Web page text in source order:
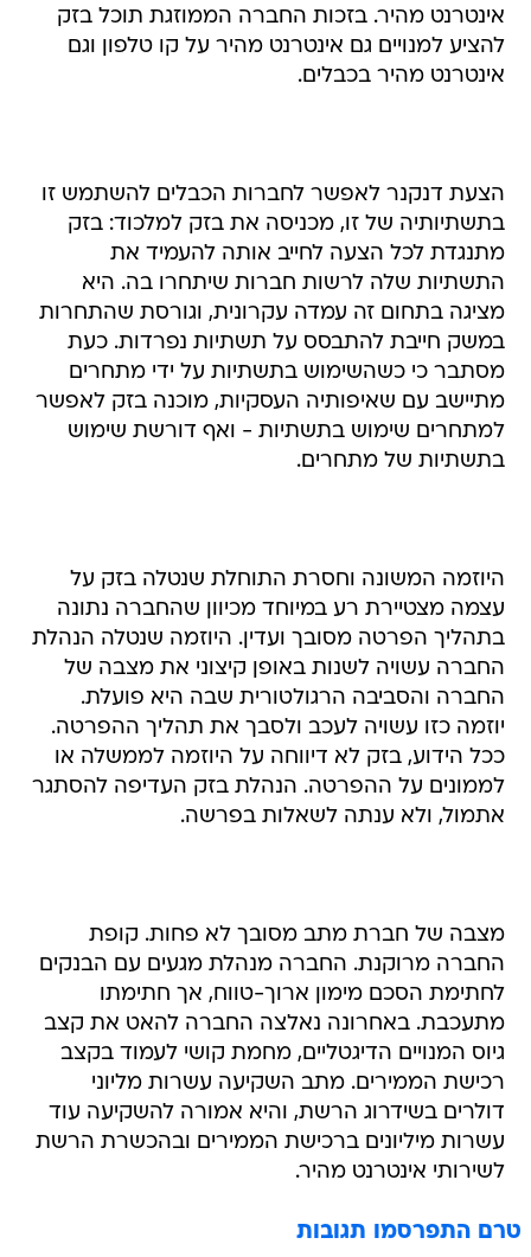
אינטרנט מהיר. בזכות החברה הממוזגת תוכל בזק
להציע למנויים גם אינטרנט מהיר על קו טלפון וגם
אינטרנט מהיר בכבלים.
הצעת דנקנר לאפשר לחברות הכבלים להשתמש זו
בתשתיותיה של זו, מכניסה את בזק למלכוד: בזק
מתנגדת לכל הצעה לחייב אותה להעמיד את
התשתיות שלה לרשות חברות שיתחרו בה. היא
מציגה בתחום זה עמדה עקרונית, וגורסת שהתחרות
במשק חייבת להתבסס על תשתיות נפרדות. כעת
מסתבר כי כשהשימוש בתשתיות על ידי מתחרים
מתיישב עם שאיפותיה העסקיות, מוכנה בזק לאפשר
למתחרים שימוש בתשתיות - ואף דורשת שימוש
בתשתיות של מתחרים.
היוזמה המשונה וחסרת התוחלת שנטלה בזק על
עצמה מצטיירת רע במיוחד מכיוון שהחברה נתונה
בתהליך הפרטה מסובך ועדין. היוזמה שנטלה הנהלת
החברה עשויה לשנות באופן קיצוני את מצבה של
החברה והסביבה הרגולטורית שבה היא פועלת.
יוזמה כזו עשויה לעכב ולסבך את תהליך ההפרטה.
ככל הידוע, בזק לא דיווחה על היוזמה לממשלה או
לממונים על ההפרטה. הנהלת בזק העדיפה להסתגר
אתמול, ולא ענתה לשאלות בפרשה.
מצבה של חברת מתב מסובך לא פחות. קופת
החברה מרוקנת. החברה מנהלת מגעים עם הבנקים
לחתימת הסכם מימון ארוך-טווח, אך חתימתו
מתעכבת. באחרונה נאלצה החברה להאט את קצב
גיוס המנויים הדיגטליים, מחמת קושי לעמוד בקצב
רכישת הממירים. מתב השקיעה עשרות מליוני
דולרים בשידרוג הרשת, והיא אמורה להשקיעה עוד
עשרות מיליונים ברכישת הממירים ובהכשרת הרשת
לשירותי אינטרנט מהיר.
טרם התפרסמו תגובות